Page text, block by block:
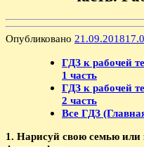
Опубликовано 21.09.2018
ГДЗ к рабочей
1 часть
ГДЗ к рабочей
2 часть
Все ГДЗ
1. Нарисуй свою семью